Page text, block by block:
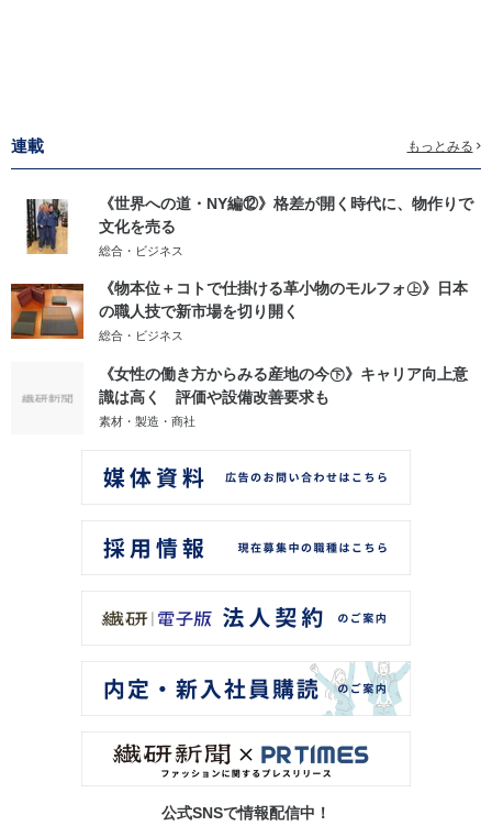
連載 もっとみる
《世界への道・NY編⑫》格差が開く時代に、物作りで
文化を売る
総合・ビジネス
《物本位＋コトで仕掛ける革小物のモルフォ㊤》日本
の職人技で新市場を切り開く
総合・ビジネス
《女性の働き方からみる産地の今㊦》キャリア向上意
識は高く 評価や設備改善要求も
素材・製造・商社
公式SNSで情報配信中！